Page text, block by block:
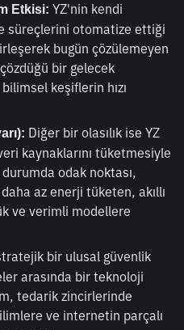
Etkisi: YZ'nin kendi
süreçlerini otomatize ettiği
bugün çözülemeyen
bir gelecek
keşiflerin hızı
Diğer bir olasılık ise YZ
kaynaklarını tüketmesiyle
odak noktası,
az enerji tüketen, akıllı
ve verimli modellere
bir ulusal güvenlik
arasında bir teknoloji
tedarik zincirlerinde
ve internetin parçalı